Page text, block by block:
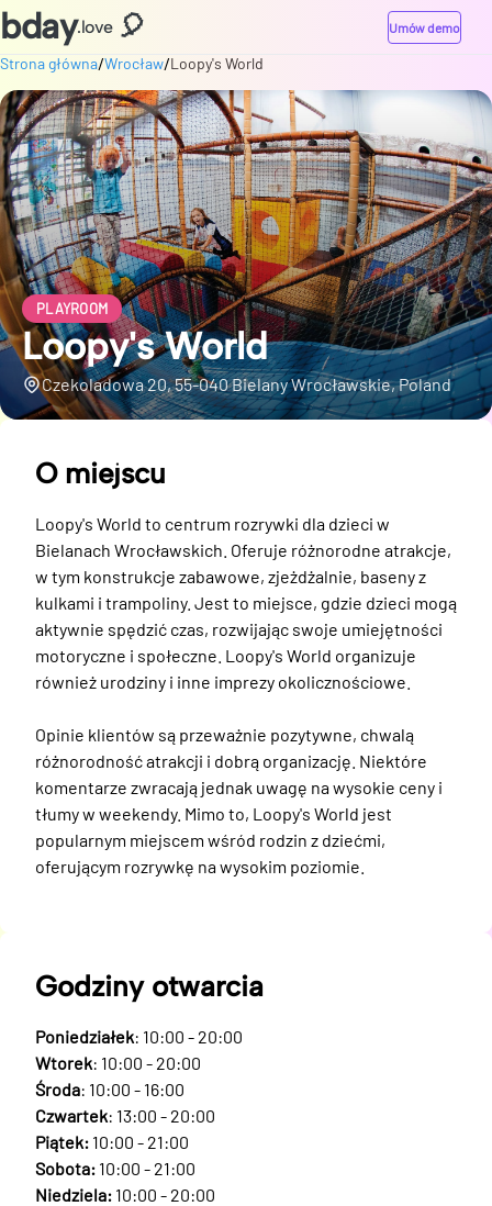
bday.love 🎈 Umów demo
Strona główna/Wrocław/Loopy's World
PLAYROOM
Loopy's World
Czekoladowa 20, 55-040 Bielany Wrocławskie, Poland
O miejscu
Loopy's World to centrum rozrywki dla dzieci w
Bielanach Wrocławskich. Oferuje różnorodne atrakcje,
w tym konstrukcje zabawowe, zjeżdżalnie, baseny z
kulkami i trampoliny. Jest to miejsce, gdzie dzieci mogą
aktywnie spędzić czas, rozwijając swoje umiejętności
motoryczne i społeczne. Loopy's World organizuje
również urodziny i inne imprezy okolicznościowe.
Opinie klientów są przeważnie pozytywne, chwalą
różnorodność atrakcji i dobrą organizację. Niektóre
komentarze zwracają jednak uwagę na wysokie ceny i
tłumy w weekendy. Mimo to, Loopy's World jest
popularnym miejscem wśród rodzin z dziećmi,
oferującym rozrywkę na wysokim poziomie.
Godziny otwarcia
Poniedziałek: 10:00 - 20:00
Wtorek: 10:00 - 20:00
Środa: 10:00 - 16:00
Czwartek: 13:00 - 20:00
Piątek: 10:00 - 21:00
Sobota: 10:00 - 21:00
Niedziela: 10:00 - 20:00